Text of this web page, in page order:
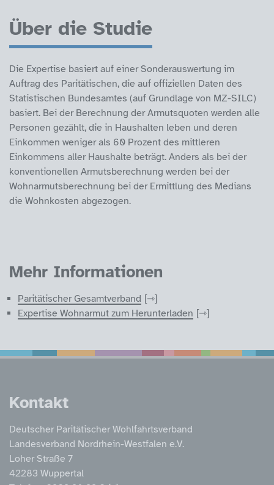
Über die Studie
Die Expertise basiert auf einer Sonderauswertung im
Auftrag des Paritätischen, die auf offiziellen Daten des
Statistischen Bundesamtes (auf Grundlage von MZ-SILC)
basiert. Bei der Berechnung der Armutsquoten werden alle
Personen gezählt, die in Haushalten leben und deren
Einkommen weniger als 60 Prozent des mittleren
Einkommens aller Haushalte beträgt. Anders als bei der
konventionellen Armutsberechnung werden bei der
Wohnarmutsberechnung bei der Ermittlung des Medians
die Wohnkosten abgezogen.
Mehr Informationen
Paritätischer Gesamtverband
Expertise Wohnarmut zum Herunterladen
Service
Kontakt
Deutscher Paritätischer Wohlfahrtsverband
Landesverband Nordrhein-Westfalen e.V.
Loher Straße 7
42283 Wuppertal